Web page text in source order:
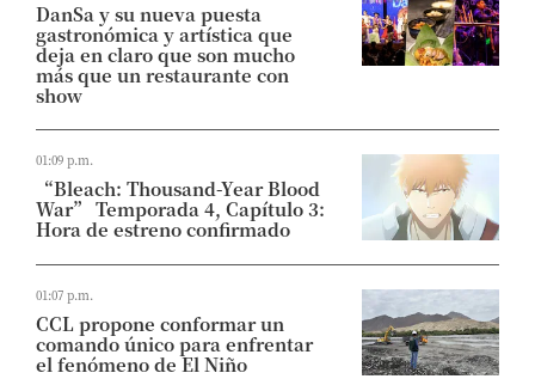
DanSa y su nueva puesta
gastronómica y artística que
deja en claro que son mucho
más que un restaurante con
show
01:09 p.m.
“Bleach: Thousand-Year Blood
War” Temporada 4, Capítulo 3:
Hora de estreno confirmado
01:07 p.m.
CCL propone conformar un
comando único para enfrentar
el fenómeno de El Niño